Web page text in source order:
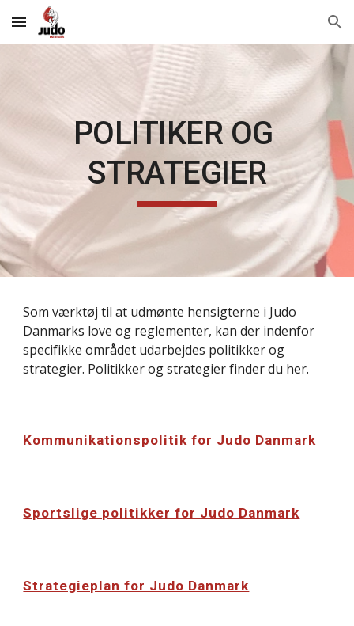
Skip to main content Skip to navigation
POLITIKER OG
STRATEGIER
Som værktøj til at udmønte hensigterne i Judo
Danmarks love og reglementer, kan der indenfor
specifikke området udarbejdes politikker og
strategier. Politikker og strategier finder du her.
Kommunikationspolitik for Judo Danmark
Sportslige politikker for Judo Danmark
Strategieplan for Judo Danmark